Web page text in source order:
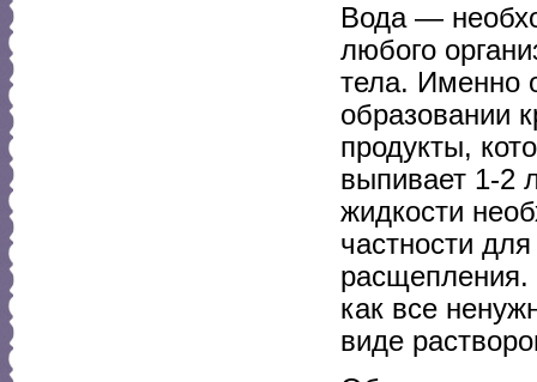
Вода —
любого
тела. Именно
образовании
продукты,
выпивает 1-2
жидкости
частности
расщепления.
как все
виде